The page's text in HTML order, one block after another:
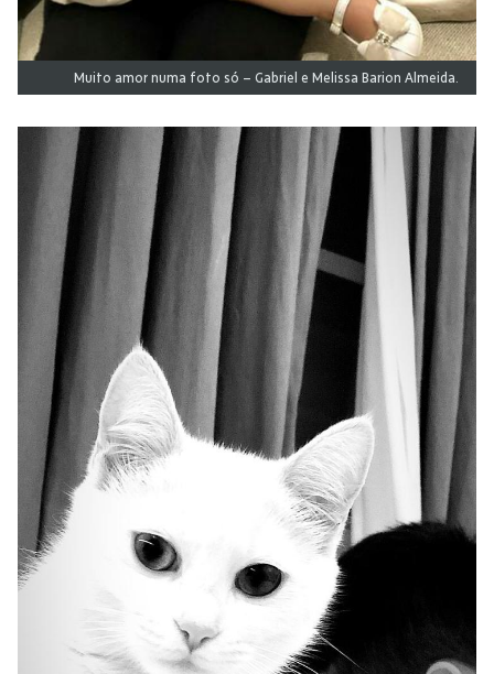
Muito amor numa foto só – Gabriel e Melissa Barion Almeida.